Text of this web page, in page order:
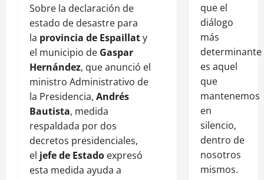
Sobre la declaración de
estado de desastre para
la provincia de Espaillaty
el municipio de Gaspar
Hernández, que anunció el
ministro Administrativo de
la Presidencia, Andrés
Bautista, medida
respaldada por dos
decretos presidenciales,
el jefe de Estado expresó
esta medida ayuda a
que el
diálogo
más
determinante
es aquel
que
mantenemos
en
silencio,
dentro de
nosotros
mismos.